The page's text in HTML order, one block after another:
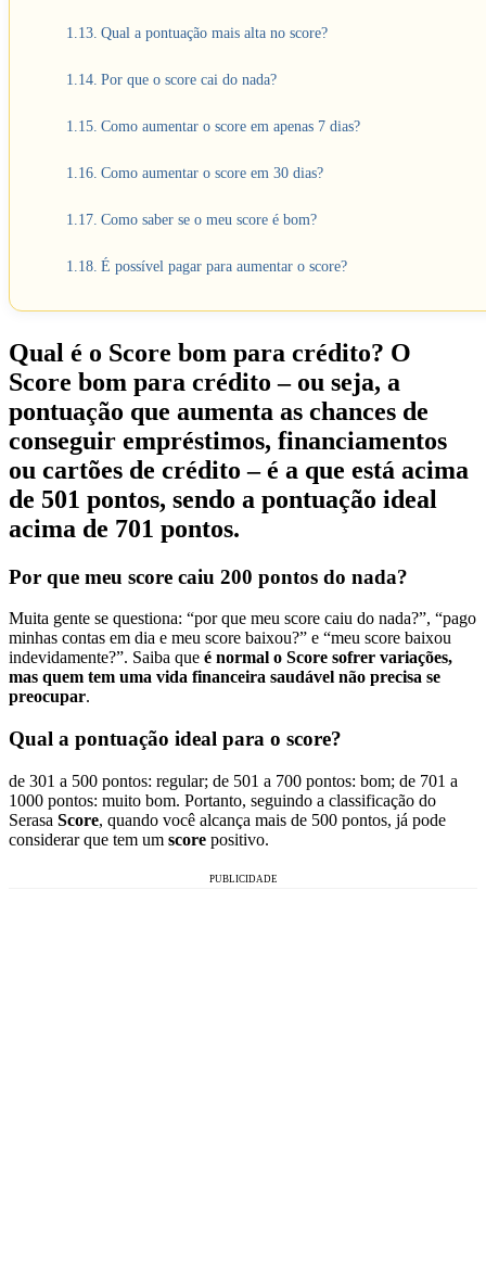
Qual a pontuação mais alta no score?
Por que o score cai do nada?
Como aumentar o score em apenas 7 dias?
Como aumentar o score em 30 dias?
Como saber se o meu score é bom?
É possível pagar para aumentar o score?
Qual é o Score bom para crédito? O
Score bom para crédito – ou seja, a
pontuação que aumenta as chances de
conseguir empréstimos, financiamentos
ou cartões de crédito – é a que está acima
de 501 pontos, sendo a pontuação ideal
acima de 701 pontos.
Por que meu score caiu 200 pontos do nada?
Muita gente se questiona: “por que meu score caiu do nada?”, “pago
minhas contas em dia e meu score baixou?” e “meu score baixou
indevidamente?”. Saiba que é normal o Score sofrer variações,
mas quem tem uma vida financeira saudável não precisa se
preocupar.
Qual a pontuação ideal para o score?
de 301 a 500 pontos: regular; de 501 a 700 pontos: bom; de 701 a
1000 pontos: muito bom. Portanto, seguindo a classificação do
Serasa Score, quando você alcança mais de 500 pontos, já pode
considerar que tem um score positivo.
PUBLICIDADE